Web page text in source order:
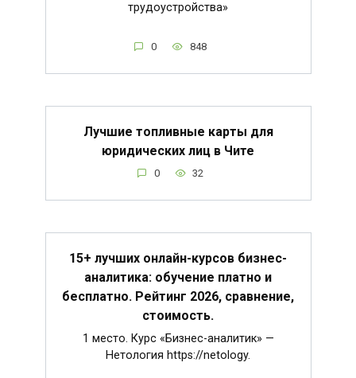
трудоустройства»
0 848
Лучшие топливные карты для
юридических лиц в Чите
0 32
15+ лучших онлайн-курсов бизнес-
аналитика: обучение платно и
бесплатно. Рейтинг 2026, сравнение,
стоимость.
1 место. Курс «Бизнес-аналитик» —
Нетология https://netology.